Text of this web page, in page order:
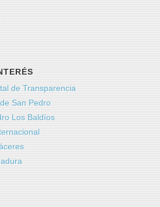
de Transparencia
San Pedro
Los Baldíos